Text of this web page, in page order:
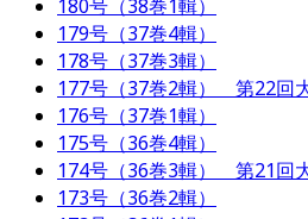
180号（38巻1輯）
179号（37巻4輯）
178号（37巻3輯）
177号（37巻2輯） 第22回
176号（37巻1輯）
175号（36巻4輯）
174号（36巻3輯） 第21回
173号（36巻2輯）